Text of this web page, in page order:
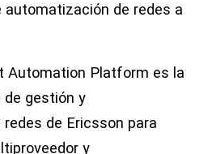
automatización de redes a
Automation Platform es la
gestión y
de Ericsson para
y